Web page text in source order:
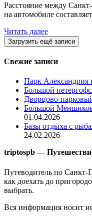
Расстояние между
на автомобиле
Читать далее
Загрузить ещё записи
Свежие записи
Парк Александрия
Большой
Дворцово-
Большой
01.04.2026
Базы отдыха с
24.02.2026
triptospb —
Путеводитель по Санкт-
как доехать до
выбрать.
Вся информация носит